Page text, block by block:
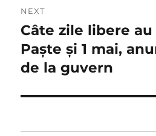
NEXT
Next
post:
Câte zile libere
Paște și 1 mai,
de la guvern